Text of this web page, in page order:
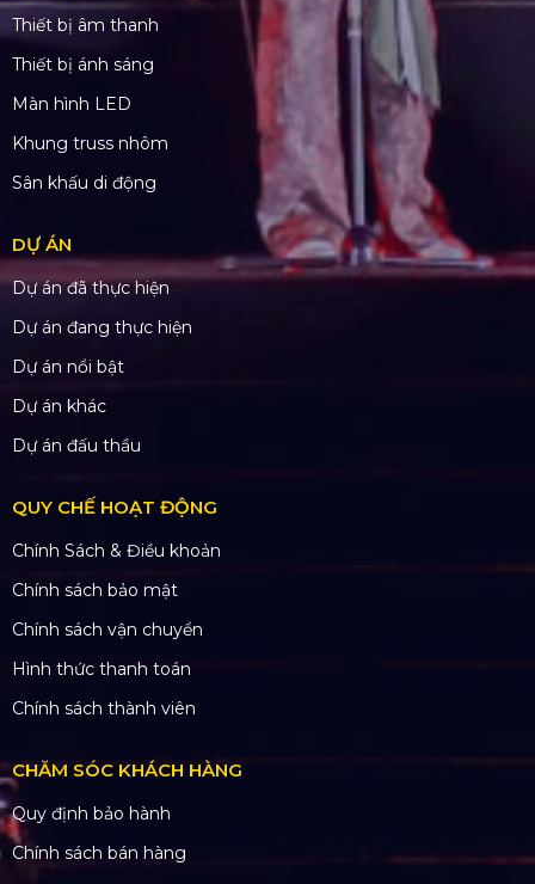
Thiết bị âm thanh
Thiết bị ánh sáng
Màn hình LED
Khung truss nhôm
Sân khấu di động
DỰ ÁN
Dự án đã thực hiện
Dự án đang thực hiện
Dự án nổi bật
Dự án khác
Dự án đấu thầu
QUY CHẾ HOẠT ĐỘNG
Chính Sách & Điều khoản
Chính sách bảo mật
Chính sách vận chuyển
Hình thức thanh toán
Chính sách thành viên
CHĂM SÓC KHÁCH HÀNG
Quy định bảo hành
Chính sách bán hàng